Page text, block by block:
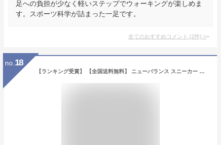
足への負担が少なく軽いステップでウォーキングが楽しめま
す。スポーツ科学が詰まった一足です。
全てのおすすめコメント (2件) >
no. 18
【ランキング受賞】 【全国送料無料】 ニューバランス スニーカー メンズ レディース UL420M new balance クラシック